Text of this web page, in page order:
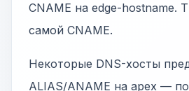
CNAME на edge-hostname.
самой CNAME.
Некоторые DNS-хосты
ALIAS/ANAME на apex —